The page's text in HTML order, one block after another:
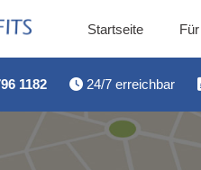
Startseite
1182 24/7 erreichbar